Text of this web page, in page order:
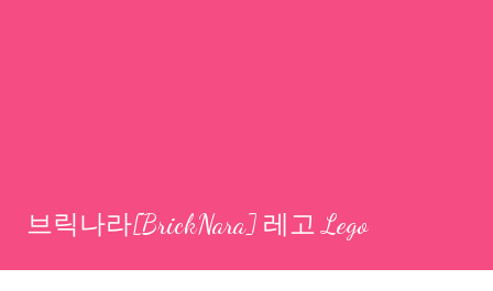
브릭나라[BrickNara] 레고 Lego